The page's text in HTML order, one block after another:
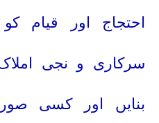
احتجاج اور قیام
سرکاری و نجی
بنایں اور کسی